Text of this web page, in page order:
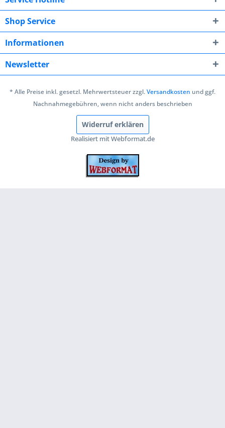
Shop Service
Informationen
Newsletter
* Alle Preise inkl. gesetzl. Mehrwertsteuer zzgl.Versandkosten und ggf.
Nachnahmegebühren, wenn nicht anders beschrieben
Widerruf erklären
Realisiert mit Webformat.de